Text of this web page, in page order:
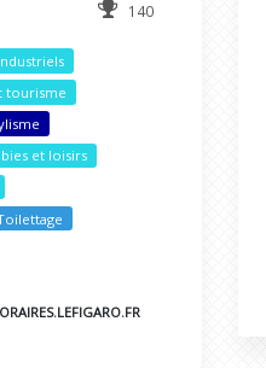
140
tourisme
et loisirs